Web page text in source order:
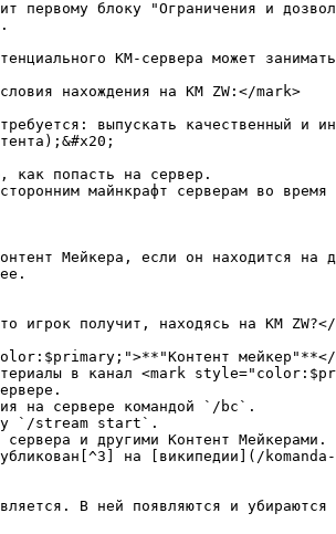
первому блоку "Ограничения и
КМ-сервера может
нахождения на КМ ZW:</mark>
выпускать качественный и
как попасть на сервер.
майнкрафт серверам во
Мейкера, если он находится на
получит, находясь на КМ ZW?</
мейкер"**</
в канал <mark
на сервере командой `/bc`.
`/stream start`.
и другими Контент Мейкерами.
на [википедии](/
В ней появляются и